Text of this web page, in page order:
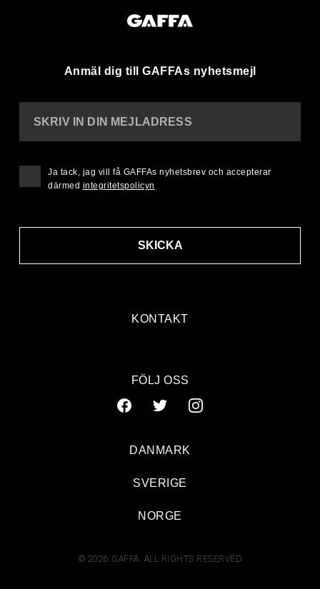
Anmäl dig till GAFFAs nyhetsmejl
KONTAKT
SKRIV IN DIN MEJLADRESS
SKICKA
Ja tack, jag vill få GAFFAs nyhetsbrev och accepterar
därmed integritetspolicyn
FÖLJ OSS
© 2026 GAFFA. ALL RIGHTS RESERVED
DANMARK
SVERIGE
NORGE